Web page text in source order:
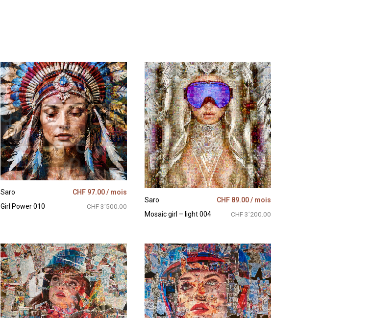
Saro
Girl Power 010
CHF 97.00/ mois
CHF 3’500.00
Saro
Mosaic girl – light 004
CHF 89.00/ mois
CHF 3’200.00